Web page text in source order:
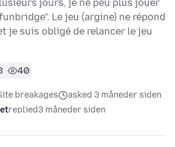
jours, je ne peu plus jouer
Le jeu (argine) ne répond
je suis obligé de relancer le jeu
40
breakages
asked 3 måneder siden
replied3 måneder siden